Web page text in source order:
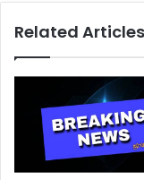
Related Articles